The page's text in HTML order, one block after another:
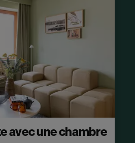
avec une chambre